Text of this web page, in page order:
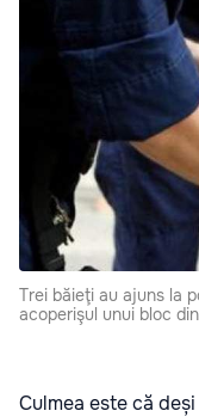
Trei băieţi au ajuns la
acoperişul unui bloc
Culmea este că